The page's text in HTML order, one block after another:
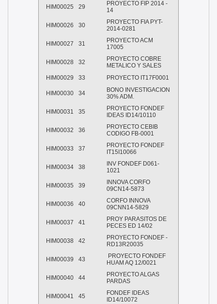
HIM00025 29
PROYECTO FIP 2014 -
14
HIM00026 30
PROYECTO FIA PYT-
2014-0281
HIM00027 31
PROYECTO ACM
17005
HIM00028 32
PROYECTO COBRE
METALICO Y SALES
HIM00029
33 PROYECTO IT17F0001
HIM00030 34
BONO INVESTIGACION
30% ADM.
HIM00031 35
PROYECTO FONDEF
IDEAS ID14/10110
HIM00032 36
PROYECTO CEBIB
CODIGO FB-0001
HIM00033 37
PROYECTO FONDEF
IT15I10066
HIM00034 38
INV FONDEF D061-
1021
HIM00035 39
INNOVA CORFO
09CN14-5873
HIM00036 40
CORFO INNOVA
09CNN14-5829
HIM00037 41
PROY PARASITOS DE
PECES ED 14/02
HIM00038 42
PROYECTO FONDEF -
RD13R20035
HIM00039 43
PROYECTO FONDEF
HUAM AQ 12/0021
HIM00040 44
PROYECTO ALGAS
PARDAS
HIM00041 45
FONDEF IDEAS
ID14/10072